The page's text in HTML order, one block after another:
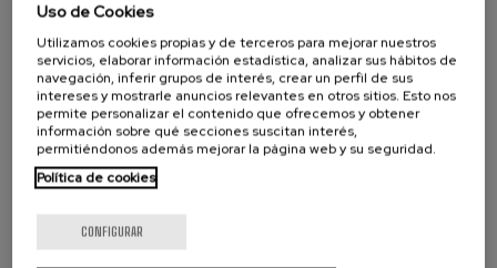
12
AGOSTO, 2026
Miércoles, 20:00 h.
OTRAS ACTIVIDADES
QUINCENA MUSICAL: ARRIAGA
HARRIGARRIA
Donostia
Uso de Cookies
Utilizamos cookies propias y de terceros para mejorar nuestros
servicios, elaborar información estadística, analizar sus hábitos de
navegación, inferir grupos de interés, crear un perfil de sus
intereses y mostrarle anuncios relevantes en otros sitios. Esto nos
permite personalizar el contenido que ofrecemos y obtener
información sobre qué secciones suscitan interés,
permitiéndonos además mejorar la página web y su seguridad.
Política de cookies
CONFIGURAR